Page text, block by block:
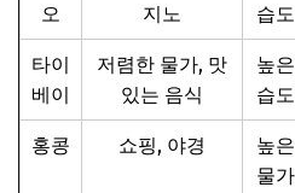
오
지노
습도
타이
베이
저렴한 물가, 맛
있는 음식
높은
습도
홍콩 쇼핑, 야경
높은
물가